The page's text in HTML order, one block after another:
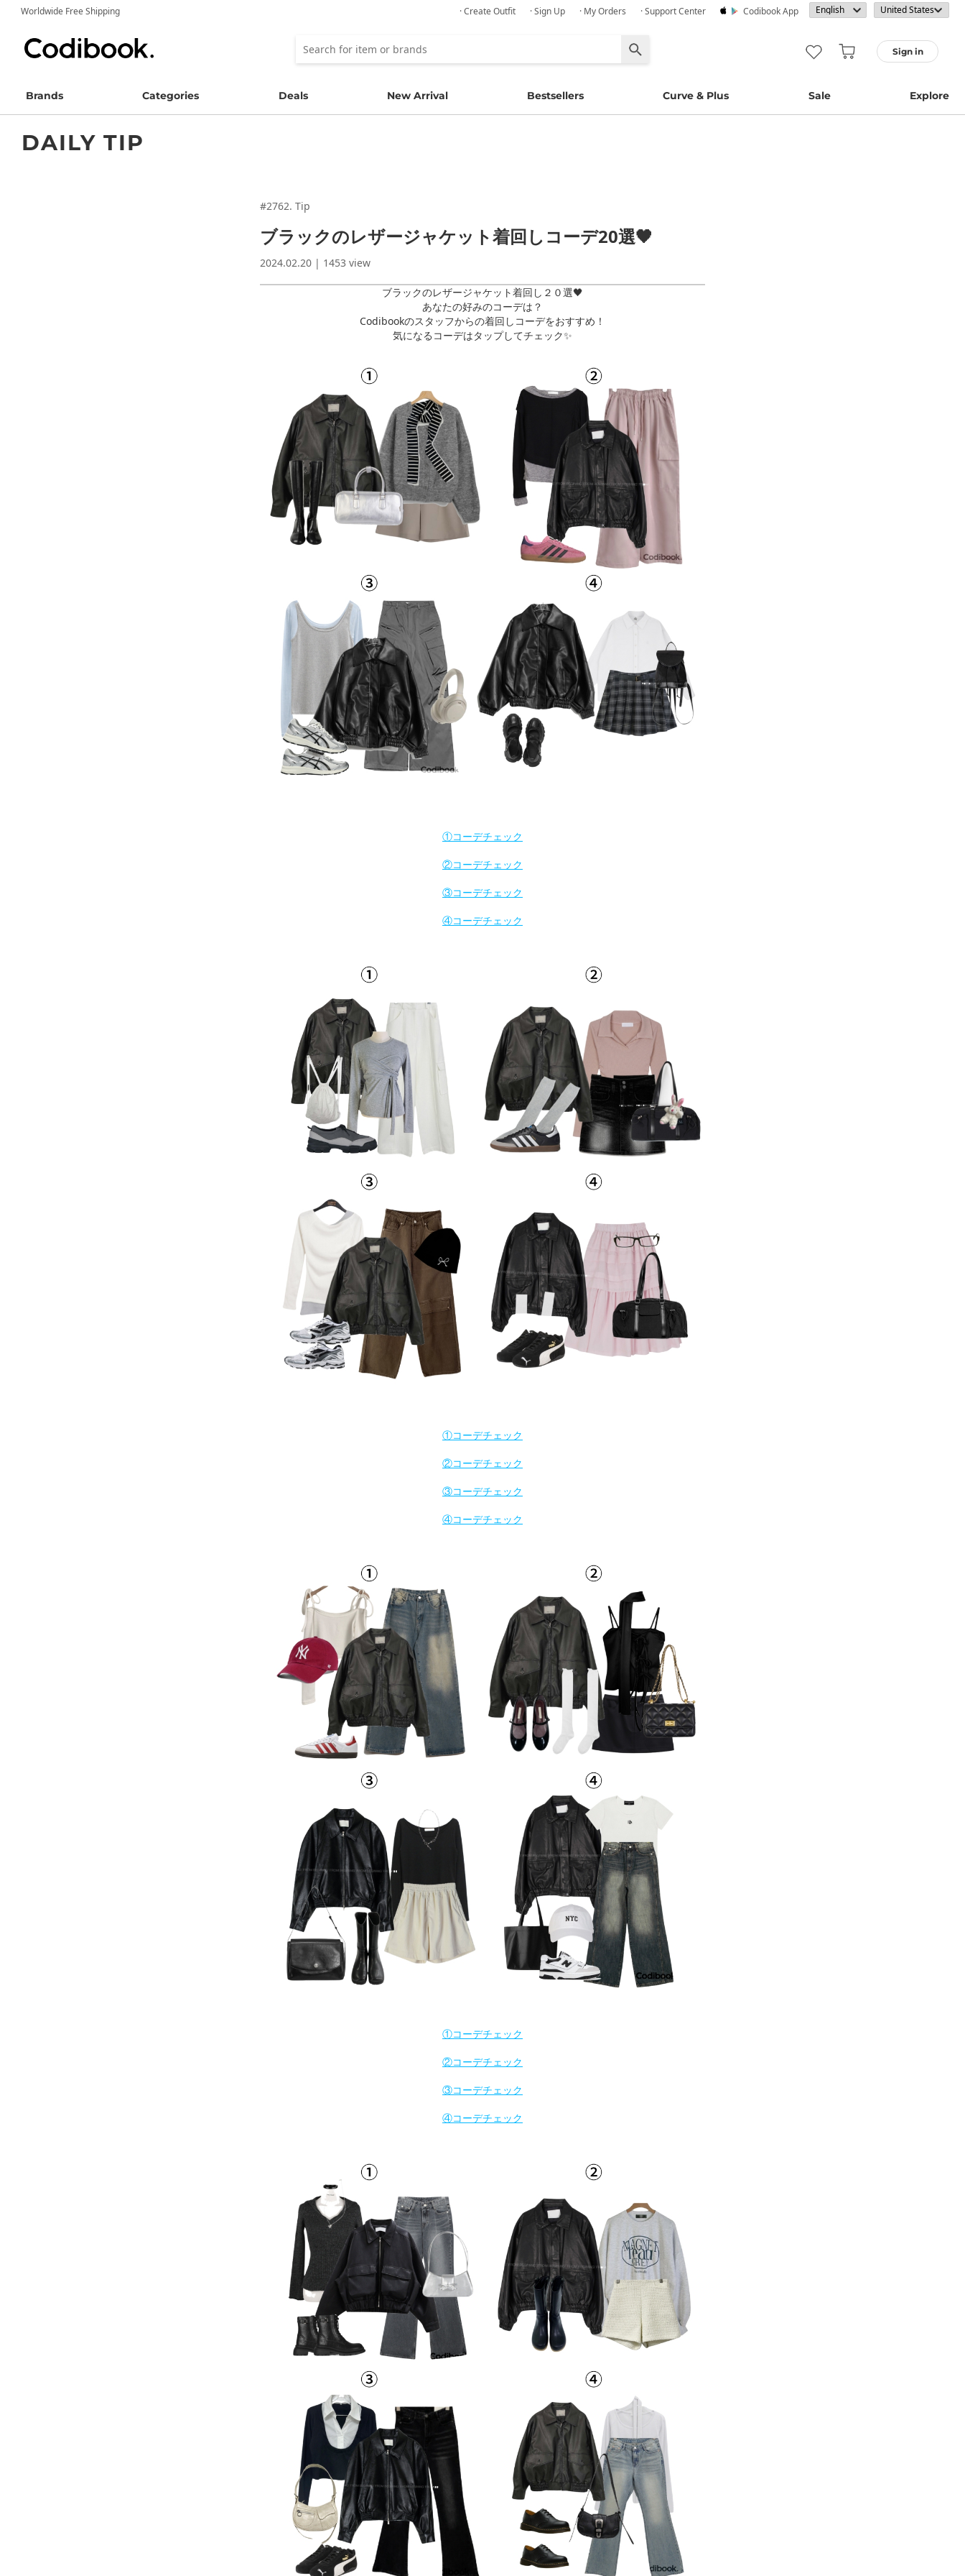
Worldwide Free Shipping · Create Outfit · Sign Up · My Orders · Support Center Codibook App
Sign in
Brands Categories Deals New Arrival Bestsellers Curve & Plus Sale Explore
DAILY TIP
#2762. Tip
ブラックのレザージャケット着回しコーデ20選🖤
2024.02.20 | 1453 view
ブラックのレザージャケット着回し２０選🖤
あなたの好みのコーデは？
Codibookのスタッフからの着回しコーデをおすすめ！
気になるコーデはタップしてチェック✨
①コーデチェック
②コーデチェック
③コーデチェック
④コーデチェック
①コーデチェック
②コーデチェック
③コーデチェック
④コーデチェック
①コーデチェック
②コーデチェック
③コーデチェック
④コーデチェック